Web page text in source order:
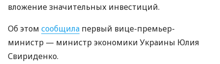
вложение значительных инвестиций.
Об этом сообщила первый вице-премьер-
министр — министр экономики Украины Юлия
Свириденко.